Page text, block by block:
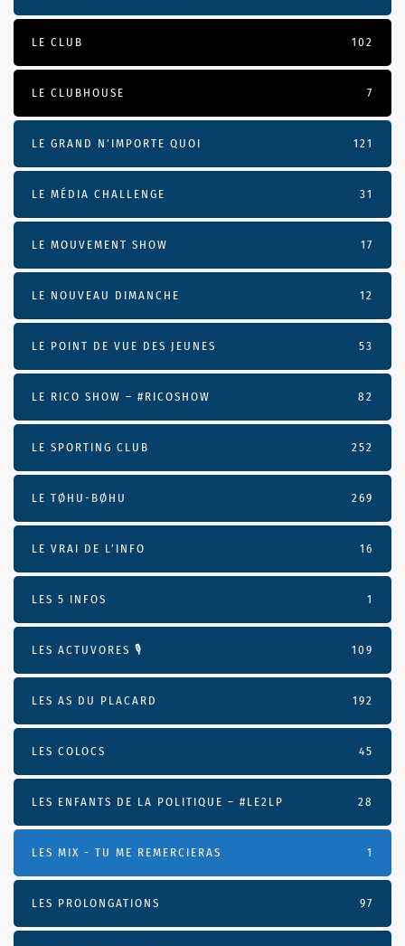
LE CLUB 102
LE CLUBHOUSE 7
LE GRAND N’IMPORTE QUOI 121
LE MÉDIA CHALLENGE 31
LE MOUVEMENT SHOW 17
LE NOUVEAU DIMANCHE 12
LE POINT DE VUE DES JEUNES 53
LE RICO SHOW – #RICOSHOW 82
LE SPORTING CLUB 252
LE TØHU-BØHU 269
LE VRAI DE L’INFO 16
LES 5 INFOS 1
LES ACTUVORES 🎙 109
LES AS DU PLACARD 192
LES COLOCS 45
LES ENFANTS DE LA POLITIQUE – #LE2LP 28
LES MIX - TU ME REMERCIERAS 1
LES PROLONGATIONS 97